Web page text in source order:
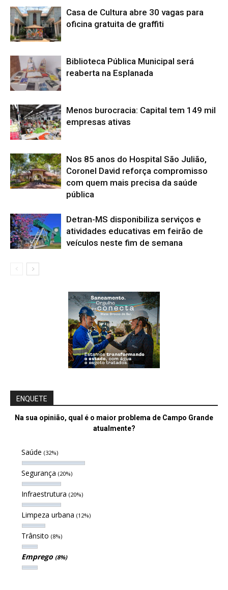
Casa de Cultura abre 30 vagas para
oficina gratuita de graffiti
Biblioteca Pública Municipal será
reaberta na Esplanada
Menos burocracia: Capital tem 149 mil
empresas ativas
Nos 85 anos do Hospital São Julião,
Coronel David reforça compromisso
com quem mais precisa da saúde
pública
Detran-MS disponibiliza serviços e
atividades educativas em feirão de
veículos neste fim de semana
ENQUETE
Na sua opinião, qual é o maior problema de Campo Grande
atualmente?
Saúde (32%)
Segurança (20%)
Infraestrutura (20%)
Limpeza urbana (12%)
Trânsito (8%)
Emprego (8%)